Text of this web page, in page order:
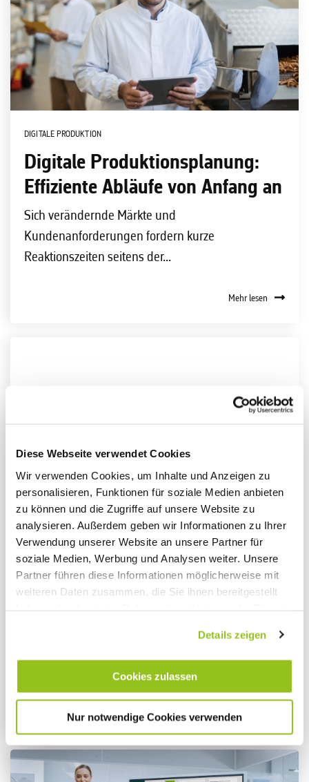
Diese Webseite verwendet Cookies
Wir verwenden Cookies, um Inhalte und Anzeigen zu
personalisieren, Funktionen für soziale Medien anbieten
zu können und die Zugriffe auf unsere Website zu
analysieren. Außerdem geben wir Informationen zu Ihrer
Verwendung unserer Website an unsere Partner für
soziale Medien, Werbung und Analysen weiter. Unsere
Partner führen diese Informationen möglicherweise mit
weiteren Daten zusammen, die Sie ihnen bereitgestellt
Details zeigen
Cookies zulassen
Nur notwendige Cookies verwenden
DIGITALE PRODUKTION
Digitale Produktionsplanung:
Effiziente Abläufe von Anfang an
Sich verändernde Märkte und
Kundenanforderungen fordern kurze
Reaktionszeiten seitens der...
Mehr lesen
DIGITALE PRODUKTION
Automatisierung in der
Produktion: Mehr Effizienz,
Durchlaufzeiten, gestaltet Prozesse innerhalb der...
Mehr lesen